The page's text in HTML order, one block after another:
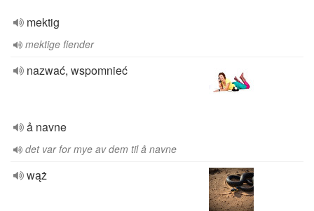
mektig
mektige fiender
nazwać, wspomnieć
å navne
det var for mye av dem til å navne
wąż